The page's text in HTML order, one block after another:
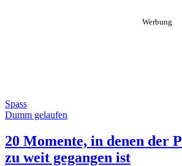
Spass
Dumm gelaufen
20 Momente, in denen der
zu weit gegangen ist